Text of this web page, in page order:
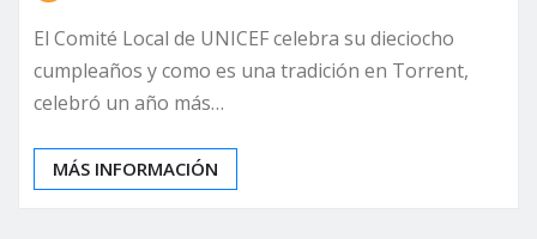
El Comité Local de UNICEF celebra su dieciocho
cumpleaños y como es una tradición en Torrent,
celebró un año más…
MÁS INFORMACIÓN